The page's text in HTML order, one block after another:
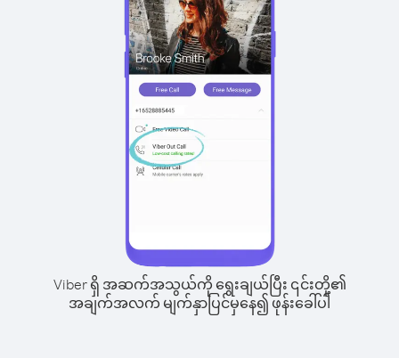
Viber ရှိ အဆက်အသွယ်ကို ရွေးချယ်ပြီး ၎င်းတို့၏
အချက်အလက် မျက်နှာပြင်မှနေ၍ ဖုန်းခေါ်ပါ